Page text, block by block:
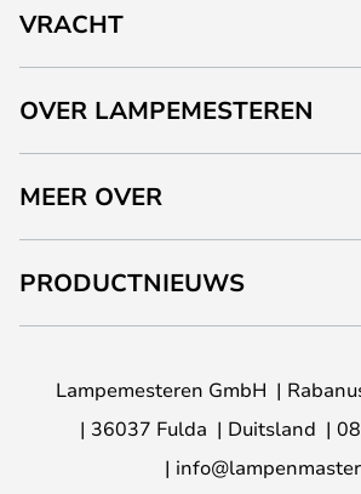
VRACHT
OVER LAMPEMESTEREN
MEER OVER
PRODUCTNIEUWS
Lampemesteren GmbH
36037 Fulda
Duitsland